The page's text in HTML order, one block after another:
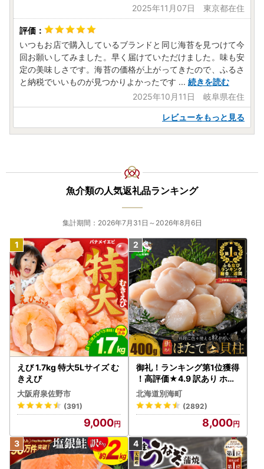
2025年11月07日 東京都在住
いつもお店で購入しているブランドと同じ海苔を見つけて今
回お願いしてみました。早く届けていただけました。味も安
定の美味しさです。海苔の価格が上がってきたので、ふるさ
と納税でいいものが見つかりよかったです ... 続きを読む
2025年10月11日 岐阜県在住
レビューをもっと見る
魚介類の人気返礼品ランキング
集計期間：2026年7月31日～2026年8月6日
えび 1.7kg 特大5Lサイズ む
きえび
大阪府泉佐野市
(391)
9,000
御礼！ランキング第1位獲得
！高評価★4.9 訳あり ホタ
テ 400g（ほたて 帆立 貝柱
冷凍 ）
北海道別海町
(2892)
8,000